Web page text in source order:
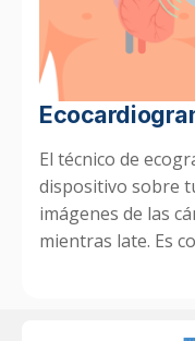
El técnico de
dispositivo sobre
imágenes de las
mientras late. Es